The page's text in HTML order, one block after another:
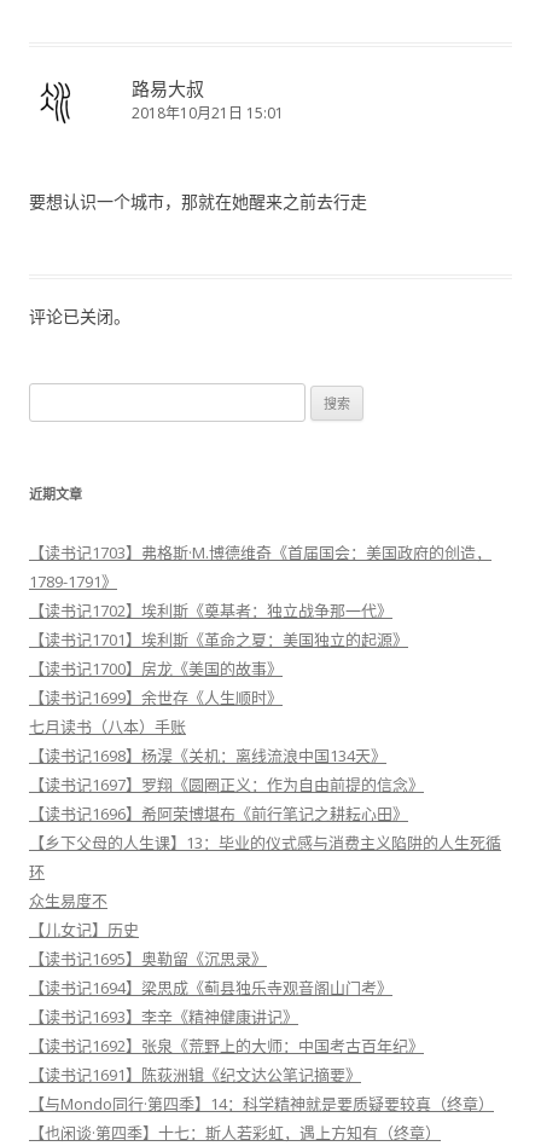
路易大叔
2018年10月21日 15:01
要想认识一个城市，那就在她醒来之前去行走
评论已关闭。
索
近期文章
【读书记1703】弗格斯·M.博德维奇《首届国会：美国政府的创造，
1789-1791》
【读书记1702】埃利斯《奠基者：独立战争那一代》
【读书记1701】埃利斯《革命之夏：美国独立的起源》
【读书记1700】房龙《美国的故事》
【读书记1699】余世存《人生顺时》
七月读书（八本）手账
【读书记1698】杨淏《关机：离线流浪中国134天》
【读书记1697】罗翔《圆圈正义：作为自由前提的信念》
【读书记1696】希阿荣博堪布《前行笔记之耕耘心田》
【乡下父母的人生课】13：毕业的仪式感与消费主义陷阱的人生死循
环
众生易度不
【儿女记】历史
【读书记1695】奥勒留《沉思录》
【读书记1694】梁思成《蓟县独乐寺观音阁山门考》
【读书记1693】李辛《精神健康讲记》
【读书记1692】张泉《荒野上的大师：中国考古百年纪》
【读书记1691】陈荻洲辑《纪文达公笔记摘要》
【与Mondo同行·第四季】14：科学精神就是要质疑要较真（终章）
【也闲谈·第四季】十七：斯人若彩虹，遇上方知有（终章）